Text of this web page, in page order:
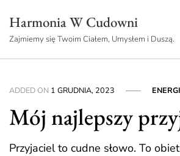
content
Harmonia W Cudowni
Zajmiemy się Twoim Ciałem, Umysłem i Duszą.
ADDED ON 1 GRUDNIA, 2023
Mój najlepszy
Przyjaciel to cudne słowo. To